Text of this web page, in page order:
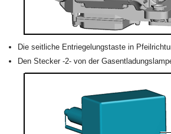
Die seitliche Entriegelungstaste in
Den Stecker -2- von der